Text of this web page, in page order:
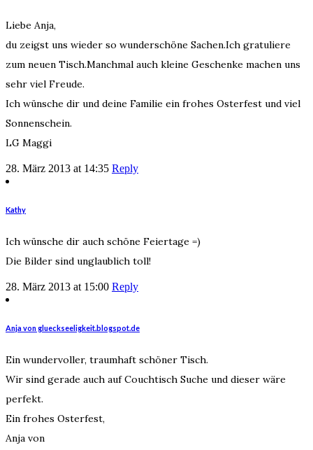
Liebe Anja,
du zeigst uns wieder so wunderschöne Sachen.Ich gratuliere
zum neuen Tisch.Manchmal auch kleine Geschenke machen uns
sehr viel Freude.
Ich wünsche dir und deine Familie ein frohes Osterfest und viel
Sonnenschein.
LG Maggi
28. März 2013 at 14:35 Reply
Kathy
Ich wünsche dir auch schöne Feiertage =)
Die Bilder sind unglaublich toll!
28. März 2013 at 15:00 Reply
Anja von glueckseeligkeit.blogspot.de
Ein wundervoller, traumhaft schöner Tisch.
Wir sind gerade auch auf Couchtisch Suche und dieser wäre
perfekt.
Ein frohes Osterfest,
Anja von